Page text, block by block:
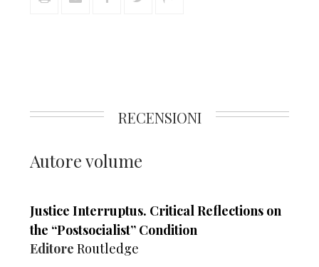
RECENSIONI
Autore volume
Justice Interruptus. Critical Reflections on
the “Postsocialist” Condition
Editore Routledge